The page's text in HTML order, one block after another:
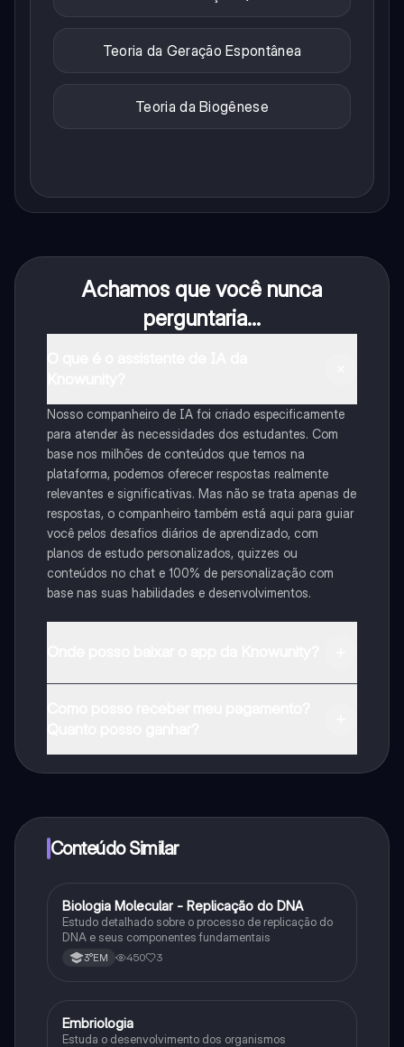
Teoria da Geração Espontânea
Teoria da Biogênese
Achamos que você nunca
perguntaria...
Nosso companheiro de IA foi criado especificamente
para atender às necessidades dos estudantes. Com
base nos milhões de conteúdos que temos na
plataforma, podemos oferecer respostas realmente
relevantes e significativas. Mas não se trata apenas de
respostas, o companheiro também está aqui para guiar
você pelos desafios diários de aprendizado, com
planos de estudo personalizados, quizzes ou
conteúdos no chat e 100% de personalização com
base nas suas habilidades e desenvolvimentos.
Conteúdo Similar
Ciência
Biologia Molecular - Replicação do DNA
Estudo detalhado sobre o processo de replicação do
DNA e seus componentes fundamentais
3°EM 450 3
Biologia
Embriologia
Estuda o desenvolvimento dos organismos